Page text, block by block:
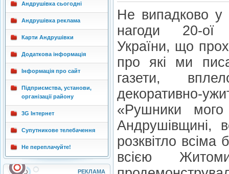
Андрушівка сьогодні
Андрушівка реклама
Карти Андрушівки
Додаткова інформація
Інформація про сайт
Підприємства, установи,
організації району
3G Інтернет
Супутникове телебачення
Не переплачуйте!
РЕКЛАМА
Не випадково у
нагоди 20-ої
України, що
про які ми
газети,
декоративно-
«Рушники
Андрушівщині,
розквітло всіма
всією